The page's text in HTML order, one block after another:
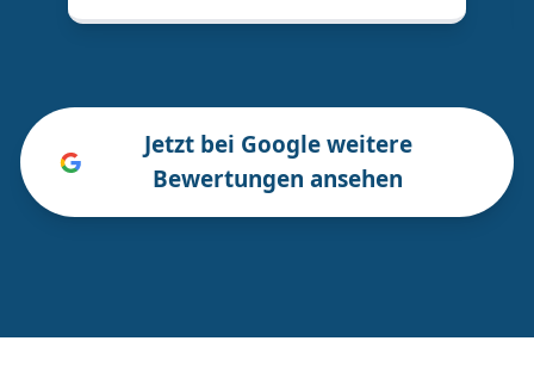
Jetzt bei Google weitere
Bewertungen ansehen